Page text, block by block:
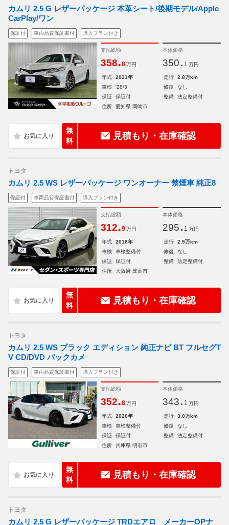
カムリ 2.5 G レザーパッケージ 本革シート/後期モデル/Apple
CarPlay/ワン
保証付 車両品質保証書付 購入プラン付き
支払総額
358.8 万円
本体価格
350. 1 万円
年式 2021年 走行
2.8万km
車検
'28/3 修復
なし
保証
保証付 整備
法定整備付
住所
愛知県 岡崎市
無
料
見積もり・在庫確認
トヨタ
カムリ 2.5 WS レザーパッケージ ワンオーナー 禁煙車 純正8
保証付 車両品質保証書付 購入プラン付き
支払総額
312.9 万円
本体価格
295. 1 万円
年式 2018年 走行
2.9万km
車検
車検整備付 修復
なし
保証
保証付 整備
法定整備付
住所
大阪府 箕面市
無
料
見積もり・在庫確認
トヨタ
カムリ 2.5 WS ブラック エディション 純正ナビ BT フルセグT
V CD/DVD バックカメ
保証付 車両品質保証書付 購入プラン付き
支払総額
352.8 万円
本体価格
343. 1 万円
年式 2020年 走行
3.0万km
車検
車検整備付 修復
なし
保証
保証付 整備
法定整備付
住所
兵庫県 明石市
無
料
見積もり・在庫確認
トヨタ
カムリ 2.5 G レザーパッケージ TRDエアロ メーカーOPナ